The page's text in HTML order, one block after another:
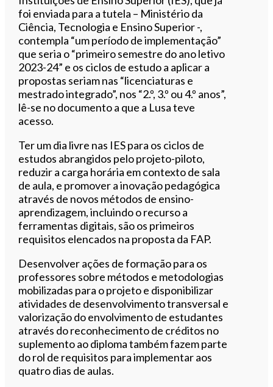
foi enviada para a tutela – Ministério da
Ciência, Tecnologia e Ensino Superior -,
contempla “um período de implementação”
que seria o “primeiro semestre do ano letivo
2023-24” e os ciclos de estudo a aplicar a
propostas seriam nas “licenciaturas e
mestrado integrado”, nos “2.º, 3.º ou 4.º anos”,
lê-se no documento a que a Lusa teve
acesso.
Ter um dia livre nas IES para os ciclos de
estudos abrangidos pelo projeto-piloto,
reduzir a carga horária em contexto de sala
de aula, e promover a inovação pedagógica
através de novos métodos de ensino-
aprendizagem, incluindo o recurso a
ferramentas digitais, são os primeiros
requisitos elencados na proposta da FAP.
Desenvolver ações de formação para os
professores sobre métodos e metodologias
mobilizadas para o projeto e disponibilizar
atividades de desenvolvimento transversal e
valorização do envolvimento de estudantes
através do reconhecimento de créditos no
suplemento ao diploma também fazem parte
do rol de requisitos para implementar aos
quatro dias de aulas.